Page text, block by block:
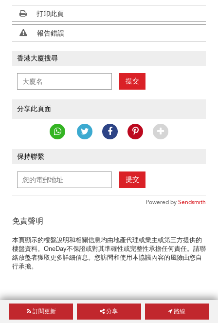
打印此頁
報告錯誤
香港大廈搜尋
提交
分享此頁面
保持聯繫
提交
Powered bySendsmith
免責聲明
本頁顯示的樓盤說明和相關信息均由地產代理或業主或第三方提供的
樓盤資料。OneDay不保證或對其準確性或完整性承擔任何責任。請聯
絡放盤者獲取更多詳細信息。您訪問和使用本協議內容的風險由您自
行承擔。
訂閱更新 分享 路線